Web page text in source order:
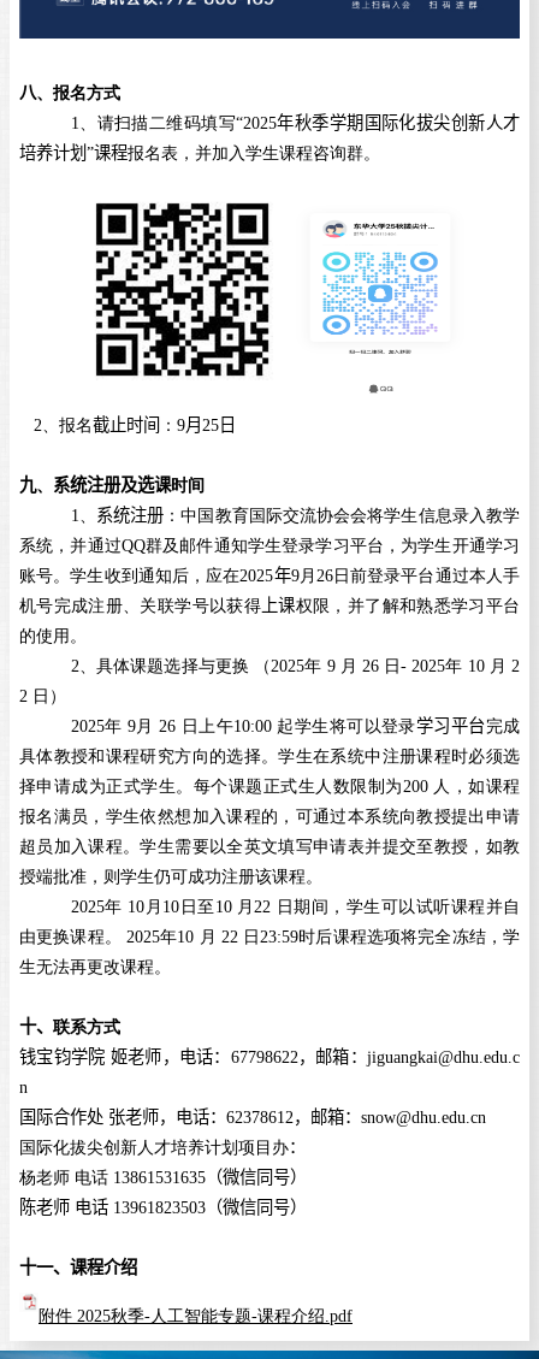
八、报名方式
1
、请扫描二维码填写“2025年秋季学期国际化拔尖创新人才
培养计划”课程报名表，并加入学生课程咨询群。
2、报名截止时间 ： 9月 25日
九、 系统注册及选课时间
1
系统注册 ：中国教育国际交流协会会将学生信息录入教学
系统，并通过QQ群及邮件通知学生登录学习平台，为学生开通学习
账号。学生收到通知后，应在2025年9月 26日前登录平台通过本人手
机号完成注册、关联学号以获得 上课权限，并了解和熟悉学习平台
的使用。
2 、具体课题选择与更换 （2025年 9 月 26 日- 2025年 10 月 2
2 日）
2025年 9月 26 日上午10:00 起学生将可以登录学习平台完成
具体教授和课程研究方向的选择。学生在系统中注册课程时必须选
择申请成为正式学生。每个课题正式生人数限制为200 人，如课程
报名满员，学生依然想加入课程的，可通过本系统向教授提出申请
超员加入课程。学生需要以全英文填写申请表并提交至教授，如教
授端批准，则学生仍可成功注册该课程。
2025年 10 月 10日至10 月 22 日期间，学生可以试听课程并自
由更换课程。 2025年10 月 22 日23:59时后课程选项将完全冻结，学
生无法再更改课程。
十、 联系方式
钱宝钧学院 姬老师，电话： 67798622，邮箱：jiguangkai@dhu.edu.c
n
国际合作处 张老师，电话： 62378612，邮箱： snow@dhu.edu.cn
国际化拔尖创新人才培养计划项目办：
杨老师 电话 13861531635 （微信同号）
陈老师 电话 13961823503 （微信同号）
十一、课程介绍
附件 2025秋季-人工智能专题-课程介绍.pdf